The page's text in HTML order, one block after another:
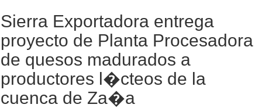
Sierra Exportadora entrega
proyecto de Planta Procesadora
de quesos madurados a
productores l�cteos de la
cuenca de Za�a